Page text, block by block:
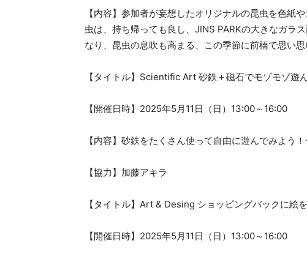
【内容】参加者が妄想したオリジナルの昆虫を色紙
虫は、持ち帰っても良し、JINS PARKの大きなガラ
なり、昆虫の息吹も高まる、この季節に前橋で思い思
【タイトル】Scientific Art 砂鉄＋磁石でモゾモゾ遊
【開催日時】2025年5月11日（日）13:00～16:00
【内容】砂鉄をたくさん使って自由に遊んでみよう
【協力】加藤アキラ
【タイトル】Art & Desing ショッピングバックに絵
【開催日時】2025年5月11日（日）13:00～16:00